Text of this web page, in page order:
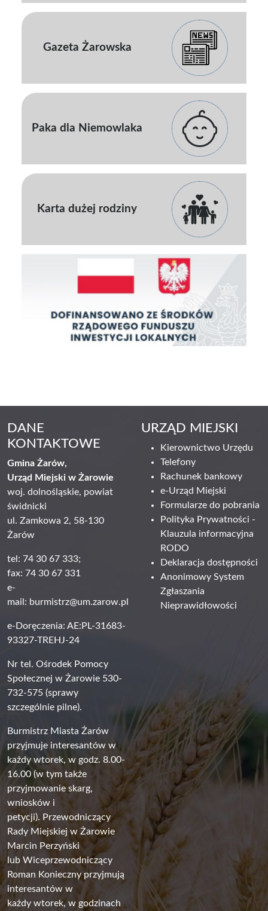
Gazeta Żarowska
Paka dla Niemowlaka
Karta dużej rodziny
DANE
KONTAKTOWE
Gmina Żarów,
Urząd Miejski w Żarowie
woj. dolnośląskie, powiat
świdnicki
ul. Zamkowa 2, 58-130
Żarów
tel: 74 30 67 333;
fax: 74 30 67 331
e-
mail: burmistrz@um.zarow.pl
e-Doręczenia: AE:PL-31683-
93327-TREHJ-24
Nr tel. Ośrodek Pomocy
Społecznej w Żarowie 530-
732-575 (sprawy
szczególnie pilne).
Burmistrz Miasta Żarów
przyjmuje interesantów w
każdy wtorek, w godz. 8.00-
16.00 (w tym także
przyjmowanie skarg,
wniosków i
petycji). Przewodniczący
Rady Miejskiej w Żarowie
Marcin Perzyński
lub Wiceprzewodniczący
Roman Konieczny przyjmują
interesantów w
każdy wtorek, w godzinach
URZĄD MIEJSKI
Kierownictwo Urzędu
Telefony
Rachunek bankowy
e-Urząd Miejski
Formularze do pobrania
Polityka Prywatności -
Klauzula informacyjna
RODO
Deklaracja dostępności
Anonimowy System
Zgłaszania
Nieprawidłowości